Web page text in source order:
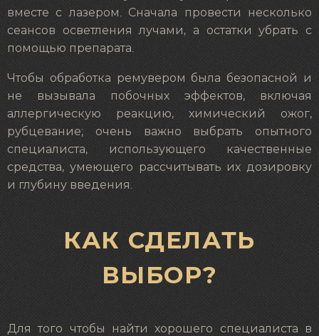
вместе с лазером. Сначала провести несколько
сеансов осветления лучами, а остатки убрать с
помощью препарата.
Чтобы обработка ремувером была безопасной и
не вызывала побочных эффектов, включая
аллергическую реакцию, химический ожог,
рубцевание; очень важно выбрать опытного
специалиста, использующего качественные
средства, умеющего рассчитывать их дозировку
и глубину введения.
КАК СДЕЛАТЬ
ВЫБОР?
Для того чтобы найти хорошего специалиста в